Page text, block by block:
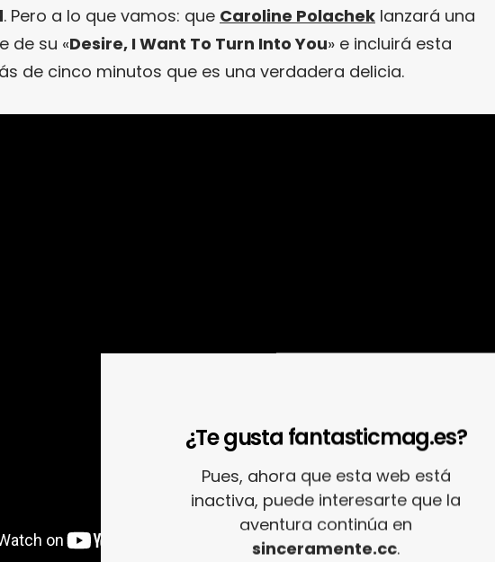
. Pero a lo que vamos: que Caroline Polachek lanzará una
de su «Desire, I Want To Turn Into You» e incluirá esta
de cinco minutos que es una verdadera delicia.
¿Te gusta fantasticmag.es?
Pues, ahora que esta web está
inactiva, puede interesarte que la
aventura continúa en
sinceramente.cc.